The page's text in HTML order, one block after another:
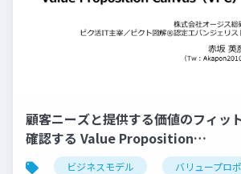
顧客ニーズと提供する価値のフィッ
確認する Value Proposition
Canvas（VPC）
ビジネスモデル バリュープロ